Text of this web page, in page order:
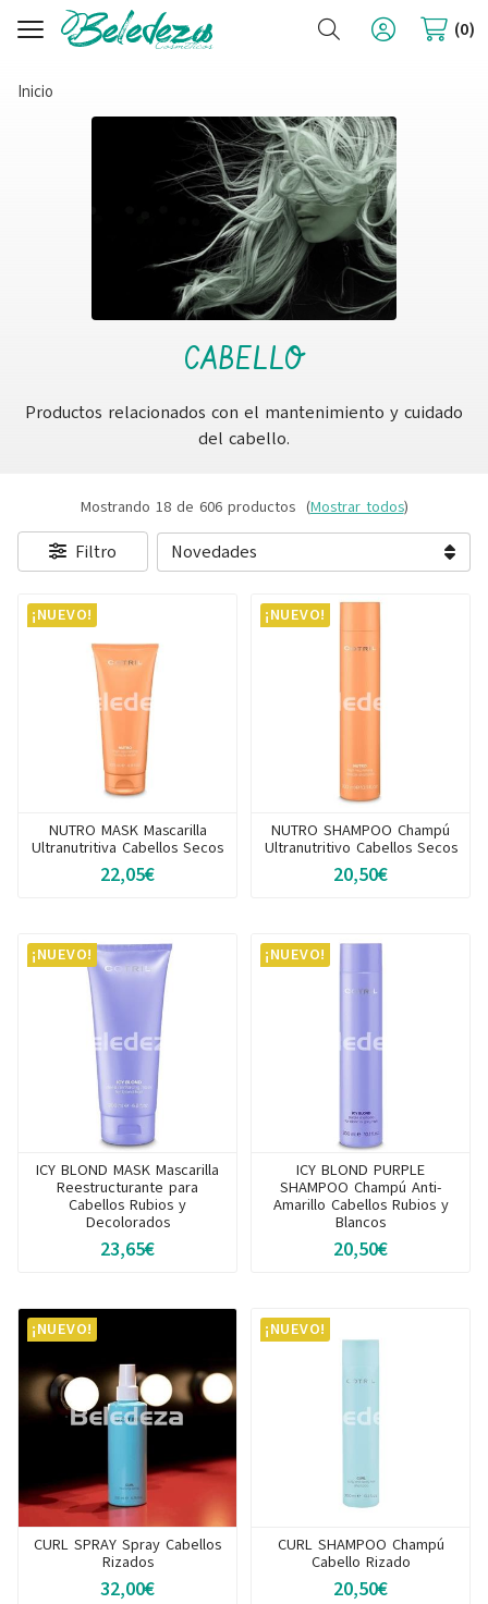
Buscar 0
Inicio
CABELLO
Productos relacionados con el mantenimiento y cuidado
del cabello.
Mostrando 18 de 606 productos (Mostrar todos)
Filtro
¡NUEVO!
NUTRO MASK Mascarilla
Ultranutritiva Cabellos Secos
22,05€
¡NUEVO!
NUTRO SHAMPOO Champú
Ultranutritivo Cabellos Secos
20,50€
¡NUEVO!
ICY BLOND MASK Mascarilla
Reestructurante para
Cabellos Rubios y
Decolorados
23,65€
¡NUEVO!
ICY BLOND PURPLE
SHAMPOO Champú Anti-
Amarillo Cabellos Rubios y
Blancos
20,50€
¡NUEVO!
CURL SPRAY Spray Cabellos
Rizados
32,00€
¡NUEVO!
CURL SHAMPOO Champú
Cabello Rizado
20,50€